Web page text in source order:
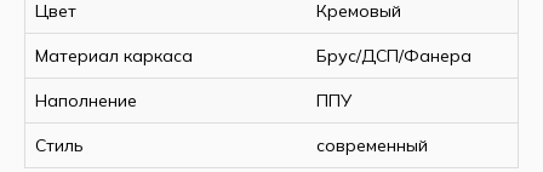
Вес, кг
81
Страна-производитель
Россия
Цвет Кремовый
Материал каркаса Брус/ДСП/Фанера
Наполнение ППУ
Стиль современный